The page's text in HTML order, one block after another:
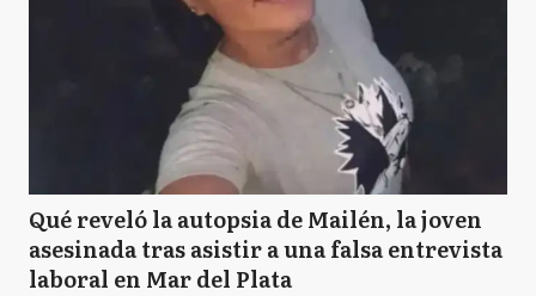
Qué reveló la autopsia de Mailén, la joven
asesinada tras asistir a una falsa entrevista
laboral en Mar del Plata